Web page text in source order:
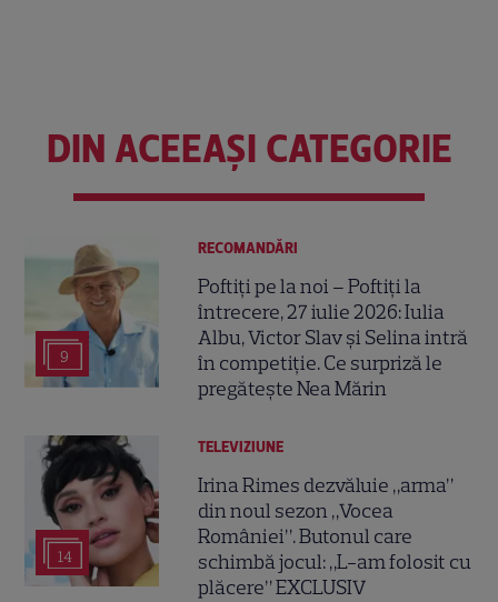
DIN ACEEAȘI CATEGORIE
9
RECOMANDĂRI
Poftiți pe la noi – Poftiți la
întrecere, 27 iulie 2026: Iulia
Albu, Victor Slav și Selina intră
în competiție. Ce surpriză le
pregătește Nea Mărin
14
TELEVIZIUNE
Irina Rimes dezvăluie „arma”
din noul sezon „Vocea
României”. Butonul care
schimbă jocul: „L-am folosit cu
plăcere” EXCLUSIV